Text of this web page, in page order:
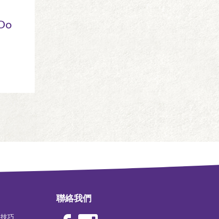
巧
聯絡我們